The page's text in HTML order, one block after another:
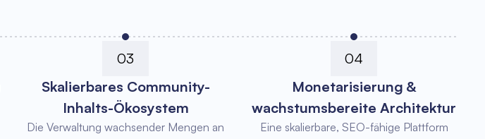
03
Skalierbares Community-
Inhalts-Ökosystem
Die Verwaltung wachsender Mengen an
04
Monetarisierung &
wachstumsbereite Architektur
Eine skalierbare, SEO-fähige Plattform